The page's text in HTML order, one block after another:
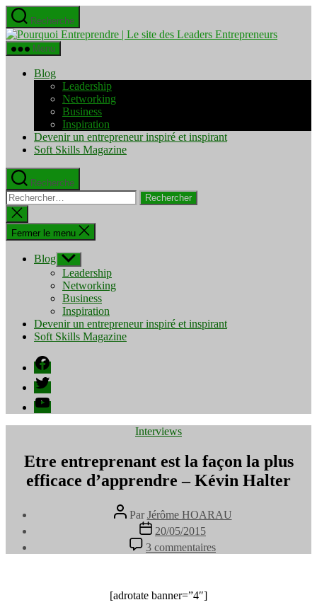
Aller
au
contenu
Recherche
Pourquoi
Menu
Blog
Leadership
Networking
Business
Inspiration
Devenir un entrepreneur inspiré et inspirant
Soft Skills Magazine
Recherche
Rechercher :
Fermer
la
recherche
Fermer le menu
Blog Afficher
le
sous-
menu
Leadership
Networking
Business
Inspiration
Devenir un entrepreneur inspiré et inspirant
Soft Skills Magazine
Facebook
Twitter
YouTube
Catégories
Interviews
Etre entreprenant est la façon la plus
efficace d’apprendre – Kévin Halter
Auteur
de
l’article
Par Jérôme HOARAU
Date
de
l’article
20/05/2015
3 commentaires
Etre
[adrotate banner=”4″]